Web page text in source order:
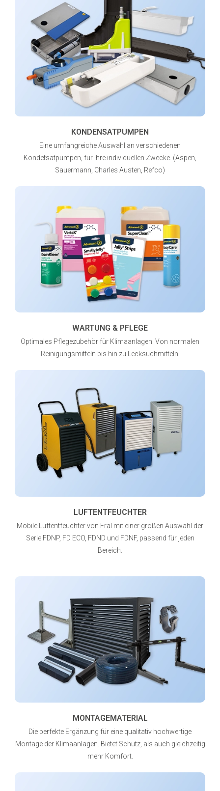
KONDENSATPUMPEN
Eine umfangreiche Auswahl an verschiedenen
Kondetsatpumpen, für Ihre individuellen Zwecke. (Aspen,
Sauermann, Charles Austen, Refco)
WARTUNG & PFLEGE
Optimales Pflegezubehör für Klimaanlagen. Von normalen
Reinigungsmitteln bis hin zu Lecksuchmitteln.
LUFTENTFEUCHTER
Mobile Luftentfeuchter von Fral mit einer großen Auswahl der
Serie FDNP, FD ECO, FDND und FDNF, passend für jeden
Bereich.
MONTAGEMATERIAL
Die perfekte Ergänzung für eine qualitativ hochwertige
Montage der Klimaanlagen. Bietet Schutz, als auch gleichzeitig
mehr Komfort.